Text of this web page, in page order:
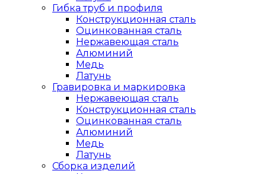
Гибка труб и профиля
Конструкционная сталь
Оцинкованная сталь
Нержавеющая сталь
Алюминий
Медь
Латунь
Гравировка и маркировка
Нержавеющая сталь
Конструкционная сталь
Оцинкованная сталь
Алюминий
Медь
Латунь
Сборка изделий